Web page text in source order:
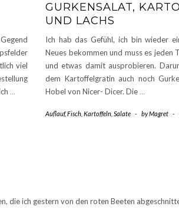
viel
…
GURKENSALAT,
UND LACHS
Ich hab das Gefühl, ich bin wieder
Neues bekommen und muss es jeden
und etwas damit ausprobieren.
dem Kartoffelgratin auch noch
Hobel von Nicer- Dicer. Die…
Auflauf,Fisch Kartoffeln Salate - byMagret -
die ich gestern von den roten Beeten